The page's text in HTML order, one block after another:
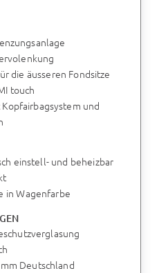
die äusseren Fondsitze
touch
und
einstell- und beheizbar
in Wagenfarbe
Deutschland